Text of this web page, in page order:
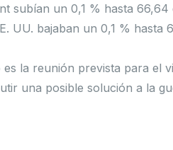
subían un 0,1 % hasta
UU. bajaban un 0,1 % hasta
la reunión prevista para el
una posible solución a la